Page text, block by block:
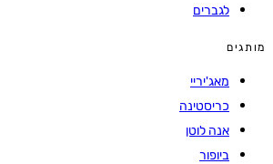
לגברים
מותגים
מאג'יריי
כריסטינה
אנה לוטן
ביופור